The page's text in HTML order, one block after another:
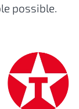
possible.